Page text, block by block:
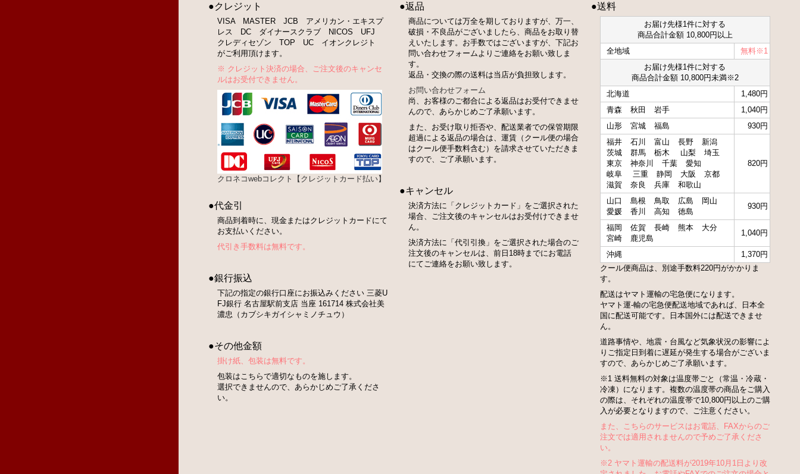
●クレジット
VISA MASTER JCB アメリカン・エキスプ
レス DC ダイナースクラブ NICOS UFJ
クレディセゾン TOP UC イオンクレジト
がご利用頂けます。
※ クレジット決済の場合、ご注文後のキャンセ
ルはお受付できません。
クロネコwebコレクト【クレジットカード払い】
●代金引
商品到着時に、現金またはクレジットカードにて
お支払いください。
代引き手数料は無料です。
●銀行振込
下記の指定の銀行口座にお振込みください 三菱U
FJ銀行 名古屋駅前支店 当座 161714 株式会社美
濃忠（カブシキガイシャミノチュウ）
●その他金額
掛け紙、包装は無料です。
包装はこちらで適切なものを施します。
選択できませんので、あらかじめご了承くださ
い。
●返品
商品については万全を期しておりますが、万一、
破損・不良品がございましたら、商品をお取り替
えいたします。お手数ではございますが、下記お
問い合わせフォームよりご連絡をお願い致しま
す。
返品・交換の際の送料は当店が負担致します。
お問い合わせフォーム
尚、お客様のご都合による返品はお受付できませ
んので、あらかじめご了承願います。
また、お受け取り拒否や、配送業者での保管期限
超過による返品の場合は、運賃（クール便の場合
はクール便手数料含む）を請求させていただきま
すので、ご了承願います。
●キャンセル
決済方法に「クレジットカード」をご選択された
場合、ご注文後のキャンセルはお受付けできませ
ん。
決済方法に「代引引換」をご選択された場合のご
注文後のキャンセルは、前日18時までにお電話
にてご連絡をお願い致します。
●送料
お届け先様1件に対する
商品合計金額 10,800円以上
全地域
無料※1
お届け先様1件に対する
商品合計金額 10,800円未満※2
北海道
1,480円
青森
秋田 岩手
1,040円
山形
宮城 福島
930円
福井
石川 富山 長野
新潟
茨城
群馬 栃木 山梨
埼玉
東京
神奈川 千葉
愛知
岐阜
三重 静岡 大阪
京都
滋賀
奈良 兵庫 和歌山
820円
山口 島根 鳥取 広島
岡山
愛媛
香川 高知 徳島
930円
福岡 佐賀 長崎 熊本
大分
宮崎
鹿児島
1,040円
沖縄
1,370円
クール便商品は、別途手数料220円がかかりま
す。
配送はヤマト運輸の宅急便になります。
ヤマト運-輸の宅急便配送地域であれば、日本全
国に配送可能です。日本国外には配送できませ
ん。
道路事情や、地震・台風など気象状況の影響によ
りご指定日到着に遅延が発生する場合がございま
すので、あらかじめご了承願います。
※1 送料無料の対象は温度帯ごと（常温・冷蔵・
冷凍）になります。複数の温度帯の商品をご購入
の際は、それぞれの温度帯で10,800円以上のご購
入が必要となりますので、ご注意ください。
また、こちらのサービスはお電話、FAXからのご
注文では適用されませんので予めご了承くださ
い。
※2 ヤマト運輸の配送料が2019年10月1日より改